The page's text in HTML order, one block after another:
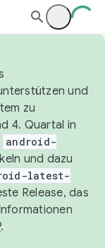
und
zu
4. Quartal in
android-
und dazu
latest-
Release, das
.